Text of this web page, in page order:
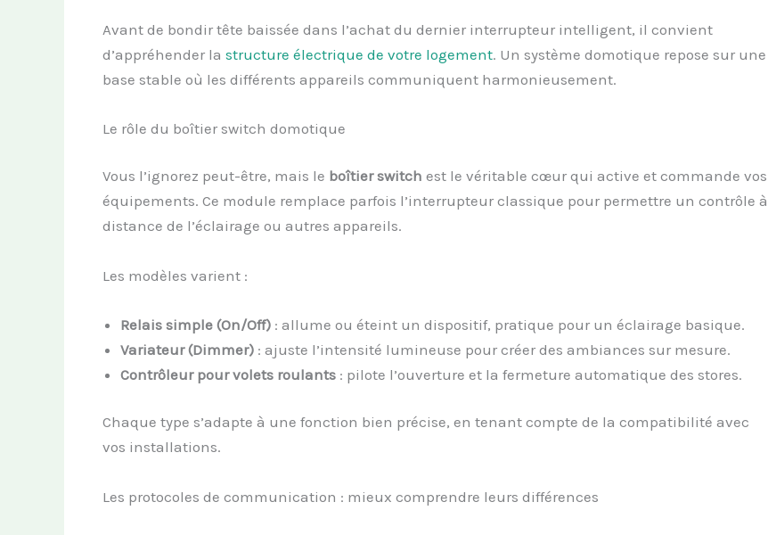
Avant de bondir tête baissée dans l’achat du dernier interrupteur intelligent, il convient
d’appréhender la structure électrique de votre logement. Un système domotique repose sur une
base stable où les différents appareils communiquent harmonieusement.
Le rôle du boîtier switch domotique
Vous l’ignorez peut-être, mais le boîtier switch est le véritable cœur qui active et commande vos
équipements. Ce module remplace parfois l’interrupteur classique pour permettre un contrôle à
distance de l’éclairage ou autres appareils.
Les modèles varient :
Relais simple (On/Off): allume ou éteint un dispositif, pratique pour un éclairage basique.
Variateur (Dimmer): ajuste l’intensité lumineuse pour créer des ambiances sur mesure.
Contrôleur pour volets roulants: pilote l’ouverture et la fermeture automatique des stores.
Chaque type s’adapte à une fonction bien précise, en tenant compte de la compatibilité avec
vos installations.
Les protocoles de communication : mieux comprendre leurs différences